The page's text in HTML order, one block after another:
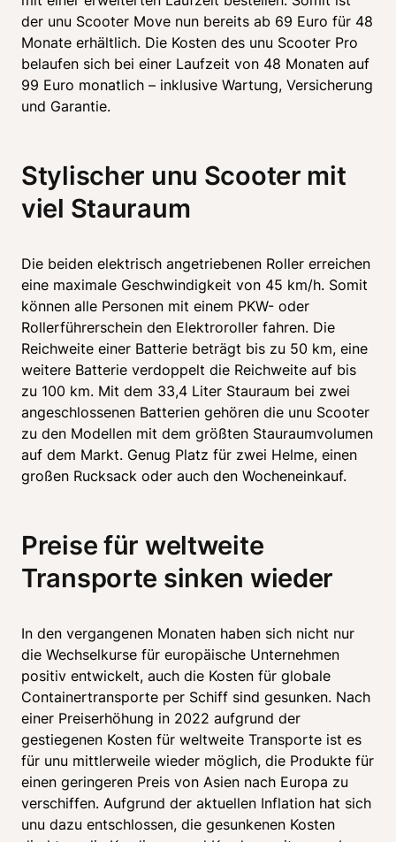
der unu Scooter Move nun bereits ab 69 Euro für 48
Monate erhältlich. Die Kosten des unu Scooter Pro
belaufen sich bei einer Laufzeit von 48 Monaten auf
99 Euro monatlich – inklusive Wartung, Versicherung
und Garantie.
Stylischer unu Scooter mit
viel Stauraum
Die beiden elektrisch angetriebenen Roller erreichen
eine maximale Geschwindigkeit von 45 km/h. Somit
können alle Personen mit einem PKW- oder
Rollerführerschein den Elektroroller fahren. Die
Reichweite einer Batterie beträgt bis zu 50 km, eine
weitere Batterie verdoppelt die Reichweite auf bis
zu 100 km. Mit dem 33,4 Liter Stauraum bei zwei
angeschlossenen Batterien gehören die unu Scooter
zu den Modellen mit dem größten Stauraumvolumen
auf dem Markt. Genug Platz für zwei Helme, einen
großen Rucksack oder auch den Wocheneinkauf.
Preise für weltweite
Transporte sinken wieder
In den vergangenen Monaten haben sich nicht nur
die Wechselkurse für europäische Unternehmen
positiv entwickelt, auch die Kosten für globale
Containertransporte per Schiff sind gesunken. Nach
einer Preiserhöhung in 2022 aufgrund der
gestiegenen Kosten für weltweite Transporte ist es
für unu mittlerweile wieder möglich, die Produkte für
einen geringeren Preis von Asien nach Europa zu
verschiffen. Aufgrund der aktuellen Inflation hat sich
unu dazu entschlossen, die gesunkenen Kosten